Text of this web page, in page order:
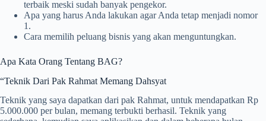
terbaik meski sudah banyak pengekor.
Apa yang harus Anda lakukan agar Anda tetap menjadi nomor
1.
Cara memilih peluang bisnis yang akan menguntungkan.
Apa Kata Orang Tentang BAG?
“Teknik Dari Pak Rahmat Memang Dahsyat
Teknik yang saya dapatkan dari pak Rahmat, untuk mendapatkan Rp
5.000.000 per bulan, memang terbukti berhasil. Teknik yang